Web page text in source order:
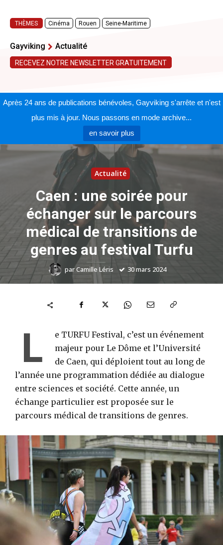
THÈMES Cinéma Rouen Seine-Maritime
Gayviking Actualité
RECEVEZ NOTRE NEWSLETTER GRATUITEMENT